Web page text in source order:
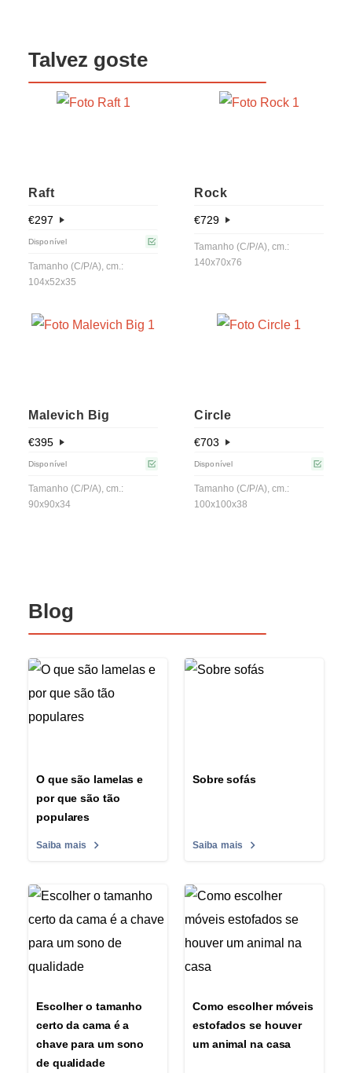
Talvez goste
Raft
€297
Disponível
Tamanho (C/P/A), cm.:
104x52x35
Rock
€729
Tamanho (C/P/A), cm.:
140x70x76
Malevich Big
€395
Disponível
Tamanho (C/P/A), cm.:
90x90x34
Circle
€703
Disponível
Tamanho (C/P/A), cm.:
100x100x38
Blog
O que são lamelas e
por que são tão
populares
Saiba mais
Sobre sofás
Saiba mais
Escolher o tamanho
certo da cama é a
chave para um sono
de qualidade
Como escolher móveis
estofados se houver
um animal na casa